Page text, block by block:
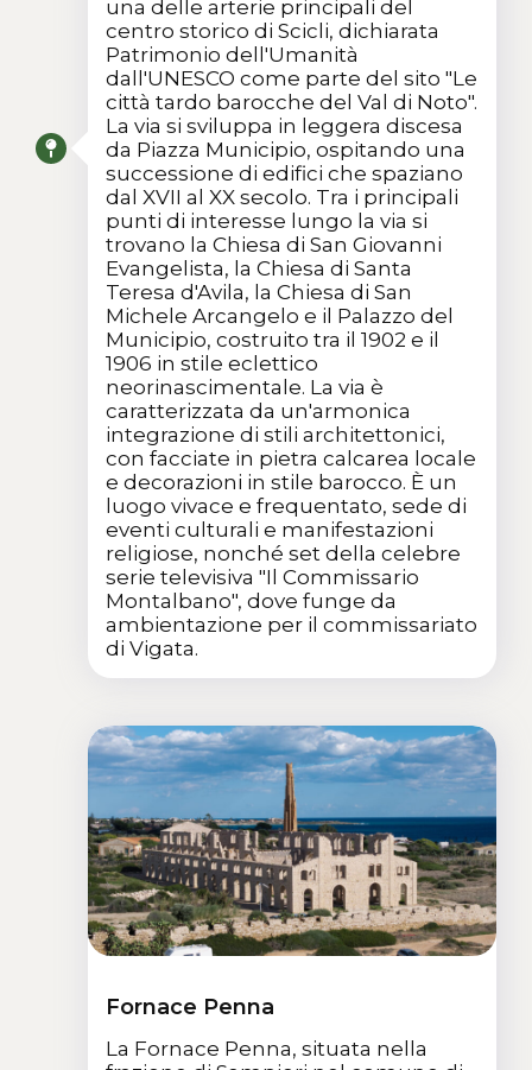
una delle arterie principali del
centro storico di Scicli, dichiarata
Patrimonio dell'Umanità
dall'UNESCO come parte del sito "Le
città tardo barocche del Val di Noto".
La via si sviluppa in leggera discesa
da Piazza Municipio, ospitando una
successione di edifici che spaziano
dal XVII al XX secolo. Tra i principali
punti di interesse lungo la via si
trovano la Chiesa di San Giovanni
Evangelista, la Chiesa di Santa
Teresa d'Avila, la Chiesa di San
Michele Arcangelo e il Palazzo del
Municipio, costruito tra il 1902 e il
1906 in stile eclettico
neorinascimentale. La via è
caratterizzata da un'armonica
integrazione di stili architettonici,
con facciate in pietra calcarea locale
e decorazioni in stile barocco. È un
luogo vivace e frequentato, sede di
eventi culturali e manifestazioni
religiose, nonché set della celebre
serie televisiva "Il Commissario
Montalbano", dove funge da
ambientazione per il commissariato
di Vigata.
Fornace Penna
La Fornace Penna, situata nella